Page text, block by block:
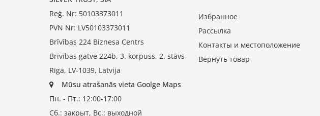
Reģ. Nr: 50103373011
PVN Nr: LV50103373011
Brīvības 224 Biznesa Centrs
Brīvības gatve 224b, 3. korpuss, 2. stāvs
Rīga, LV-1039, Latvija
Mūsu atrašanās vieta Goolge Maps
Пн. - Пт.: 12:00-17:00
Сб.: закрыт, Вс.: выходной
Избранное
Рассылка
Контакты и местоположение
Вернуть товар